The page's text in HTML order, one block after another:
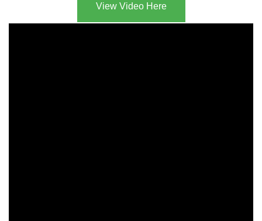
View Video Here